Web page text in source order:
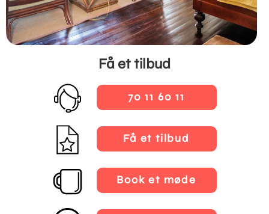
Få et tilbud
70 11 60 11
Få et tilbud
Book et møde